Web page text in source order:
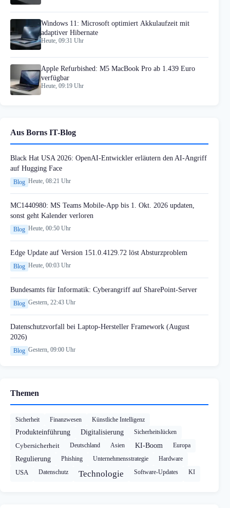
Windows 11: Microsoft optimiert Akkulaufzeit mit
adaptiver Hibernate
Heute, 09:31 Uhr
Apple Refurbished: M5 MacBook Pro ab 1.439 Euro
verfügbar
Heute, 09:19 Uhr
Aus Borns IT-Blog
Black Hat USA 2026: OpenAI-Entwickler erläutern den AI-Angriff
auf Hugging Face
Blog Heute, 08:21 Uhr
MC1440980: MS Teams Mobile-App bis 1. Okt. 2026 updaten,
sonst geht Kalender verloren
Blog Heute, 00:50 Uhr
Edge Update auf Version 151.0.4129.72 löst Absturzproblem
Blog Heute, 00:03 Uhr
Bundesamts für Informatik: Cyberangriff auf SharePoint-Server
Blog Gestern, 22:43 Uhr
Datenschutzvorfall bei Laptop-Hersteller Framework (August
2026)
Blog Gestern, 09:00 Uhr
Themen
Sicherheit Finanzwesen Künstliche Intelligenz
Produkteinführung Digitalisierung Sicherheitslücken
Cybersicherheit Deutschland Asien KI-Boom Europa
Regulierung Phishing Unternehmensstrategie Hardware
USA Datenschutz Technologie Software-Updates KI